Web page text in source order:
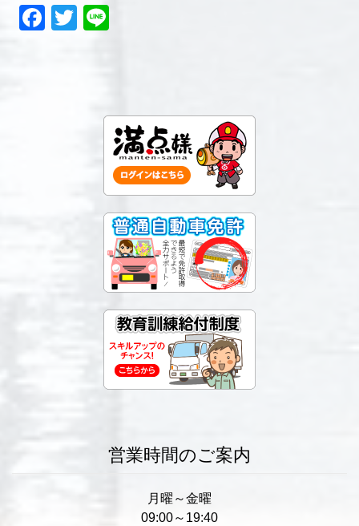
Facebook
Twitter
営業時間のご案内
月曜～金曜
09:00～19:40